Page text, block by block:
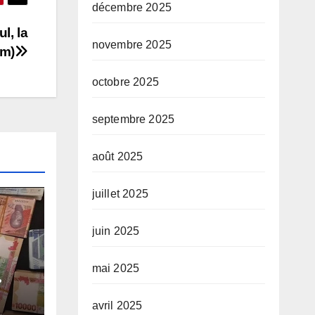
la
décembre 2025
novembre 2025
octobre 2025
septembre 2025
août 2025
juillet 2025
juin 2025
mai 2025
avril 2025